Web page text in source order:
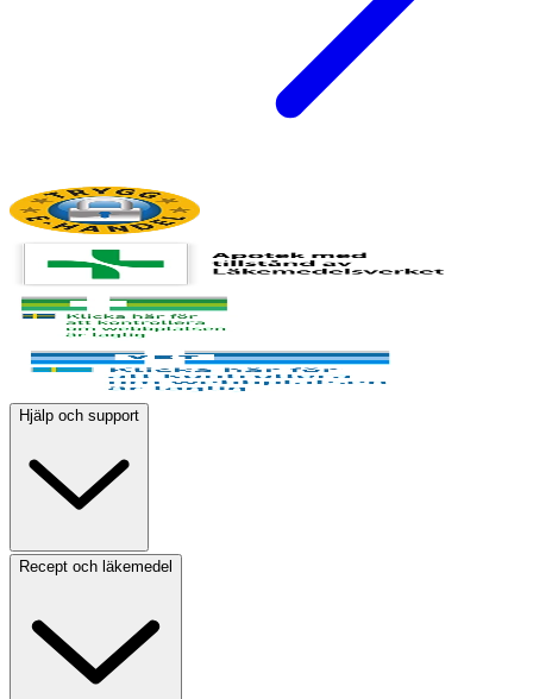
Hjälp och support
Recept och läkemedel